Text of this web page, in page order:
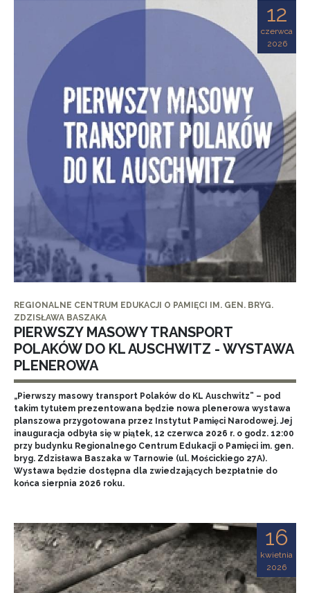
12
czerwca
2026
REGIONALNE CENTRUM EDUKACJI O PAMIĘCI IM. GEN. BRYG.
ZDZISŁAWA BASZAKA
PIERWSZY MASOWY TRANSPORT
POLAKÓW DO KL AUSCHWITZ - WYSTAWA
PLENEROWA
„Pierwszy masowy transport Polaków do KL Auschwitz” – pod
takim tytułem prezentowana będzie nowa plenerowa wystawa
planszowa przygotowana przez Instytut Pamięci Narodowej. Jej
inauguracja odbyła się w piątek, 12 czerwca 2026 r. o godz. 12:00
przy budynku Regionalnego Centrum Edukacji o Pamięci im. gen.
bryg. Zdzisława Baszaka w Tarnowie (ul. Mościckiego 27A).
Wystawa będzie dostępna dla zwiedzających bezpłatnie do
końca sierpnia 2026 roku.
16
kwietnia
2026